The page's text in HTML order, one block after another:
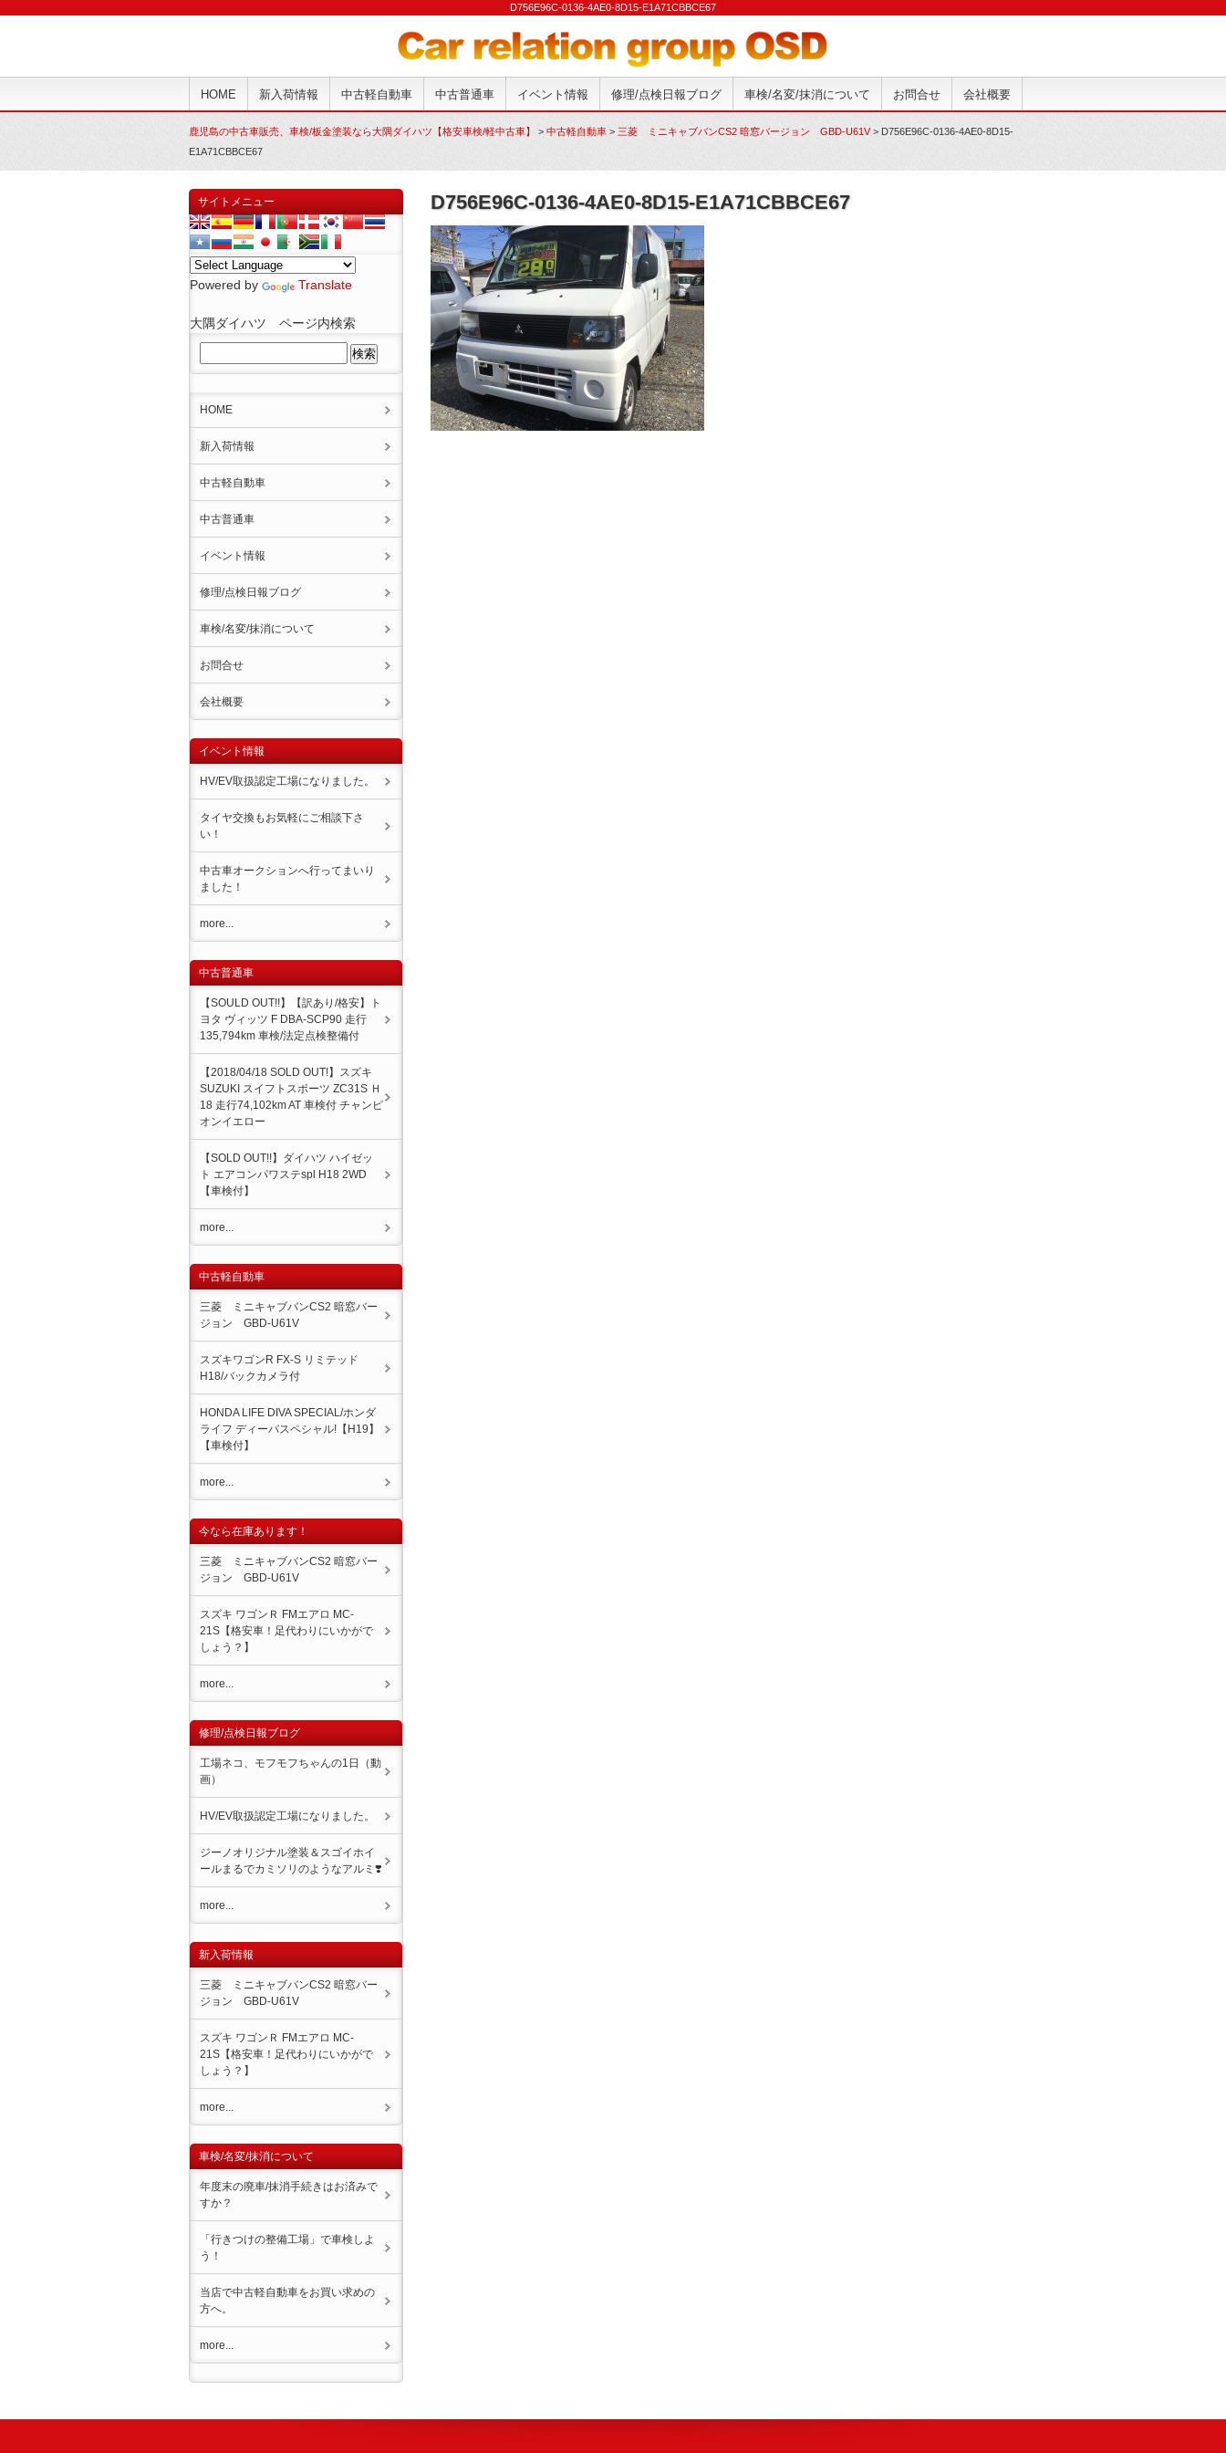
D756E96C-0136-4AE0-8D15-E1A71CBBCE67
HOME 新入荷情報 中古軽自動車 中古普通車 イベント情報 修理/点検日報ブログ 車検/名変/抹消について お問合せ 会社概要
鹿児島の中古車販売、車検/板金塗装なら大隅ダイハツ【格安車検/軽中古車】 > 中古軽自動車 > 三菱 ミニキャブバンCS2 暗窓バージョン GBD-U61V> D756E96C-0136-4AE0-8D15-
E1A71CBBCE67
D756E96C-0136-4AE0-8D15-E1A71CBBCE67
サイトメニュー
Powered by Translate
大隅ダイハツ ページ内検索
HOME
新入荷情報
中古軽自動車
中古普通車
イベント情報
修理/点検日報ブログ
車検/名変/抹消について
お問合せ
会社概要
イベント情報
HV/EV取扱認定工場になりました。
タイヤ交換もお気軽にご相談下さ
い！
中古車オークションへ行ってまいり
ました！
more...
中古普通車
【SOULD OUT!!】【訳あり/格安】ト
ヨタ ヴィッツ F DBA-SCP90 走行
135,794km 車検/法定点検整備付
【2018/04/18 SOLD OUT!】スズキ
SUZUKI スイフトスポーツ ZC31S Ｈ
18 走行74,102km AT 車検付 チャンピ
オンイエロー
【SOLD OUT!!】ダイハツ ハイゼッ
ト エアコンパワステspl H18 2WD
【車検付】
more...
中古軽自動車
三菱 ミニキャブバンCS2 暗窓バー
ジョン GBD-U61V
スズキワゴンR FX-S リミテッド
H18/バックカメラ付
HONDA LIFE DIVA SPECIAL/ホンダ
ライフ ディーバスペシャル!【H19】
【車検付】
more...
今なら在庫あります！
三菱 ミニキャブバンCS2 暗窓バー
ジョン GBD-U61V
スズキ ワゴンＲ FMエアロ MC-
21S【格安車！足代わりにいかがで
しょう？】
more...
修理/点検日報ブログ
工場ネコ、モフモフちゃんの1日（動
画）
HV/EV取扱認定工場になりました。
ジーノオリジナル塗装＆スゴイホイ
ール️まるでカミソリのようなアルミ❣️
more...
新入荷情報
三菱 ミニキャブバンCS2 暗窓バー
ジョン GBD-U61V
スズキ ワゴンＲ FMエアロ MC-
21S【格安車！足代わりにいかがで
しょう？】
more...
車検/名変/抹消について
年度末の廃車/抹消手続きはお済みで
すか？
「行きつけの整備工場」で車検しよ
う！
当店で中古軽自動車をお買い求めの
方へ。
more...